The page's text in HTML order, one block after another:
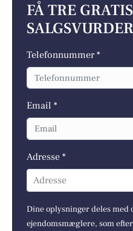
FÅ TRE GRATIS
Telefonnummer *
Email *
Adresse *
Adresse
Dine oplysninger deles med
ejendomsmæglere, som